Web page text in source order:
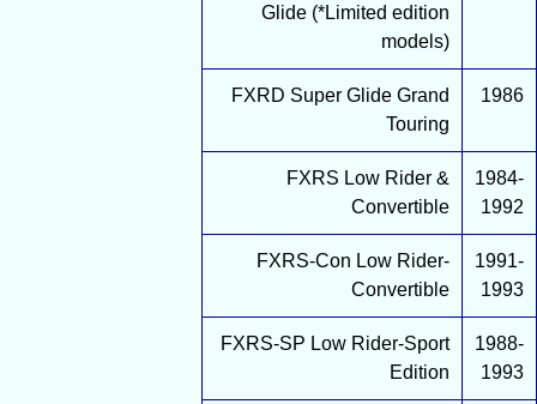
Glide (*Limited edition
models)
FXRD Super Glide Grand
Touring
1986
FXRS Low Rider &
Convertible
1984-
1992
FXRS-Con Low Rider-
Convertible
1991-
1993
FXRS-SP Low Rider-Sport
Edition
1988-
1993